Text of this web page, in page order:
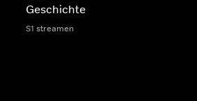
Geschichte
S1 streamen